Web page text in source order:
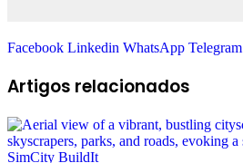
Facebook Linkedin WhatsApp Telegram
Artigos relacionados